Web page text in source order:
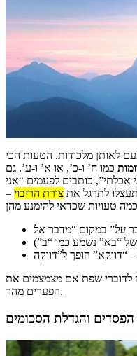
לאותן מלכודות. הטעות הכי
כמו ח’ ו-כ’, או א’ ו-ע’. גם
אכלתי”, כותבים לפעמים “אני
לתרגל את צורת הריבוי –
על” במקום “מדבר אל
לדוברי שפת אם מצמצמים את
הפערים מהר.
והגדלת הסכומים